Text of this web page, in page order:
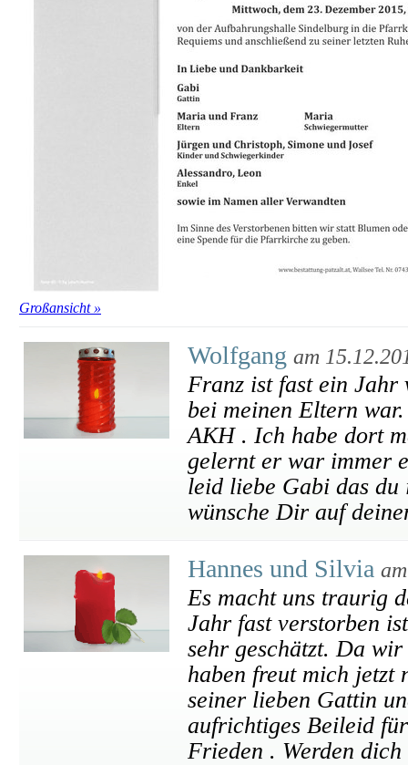
Großansicht »
Wolfgang am
Franz ist fast ein Jahr
bei meinen Eltern
AKH . Ich habe dort
gelernt er war immer
leid liebe Gabi das du
wünsche Dir auf
Hannes und Silvia
Es macht uns traurig
Jahr fast verstorben
sehr geschätzt. Da
haben freut mich jetzt
seiner lieben Gattin
aufrichtiges Beileid
Frieden . Werden dich